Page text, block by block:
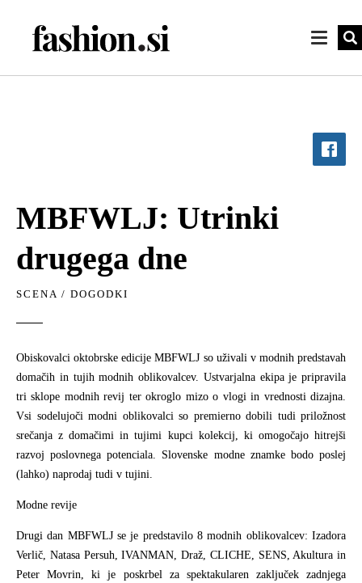
MBFWLJ: Utrinki
drugega dne
SCENA / DOGODKI
Obiskovalci oktobrske edicije MBFWLJ so uživali v modnih predstavah
domačih in tujih modnih oblikovalcev. Ustvarjalna ekipa je pripravila
tri sklope modnih revij ter okroglo mizo o vlogi in vrednosti dizajna.
Vsi sodelujoči modni oblikovalci so premierno dobili tudi priložnost
srečanja z domačimi in tujimi kupci kolekcij, ki omogočajo hitrejši
razvoj poslovnega potenciala. Slovenske modne znamke bodo poslej
(lahko) naprodaj tudi v tujini.
Modne revije
Drugi dan MBFWLJ se je predstavilo 8 modnih oblikovalcev: Izadora
Verlič, Natasa Persuh, IVANMAN, Draž, CLICHE, SENS, Akultura in
Peter Movrin, ki je poskrbel za spektakularen zaključek zadnjega